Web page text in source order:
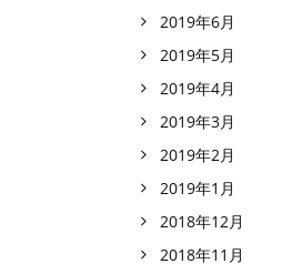
2019年6月
2019年5月
2019年4月
2019年3月
2019年2月
2019年1月
2018年12月
2018年11月